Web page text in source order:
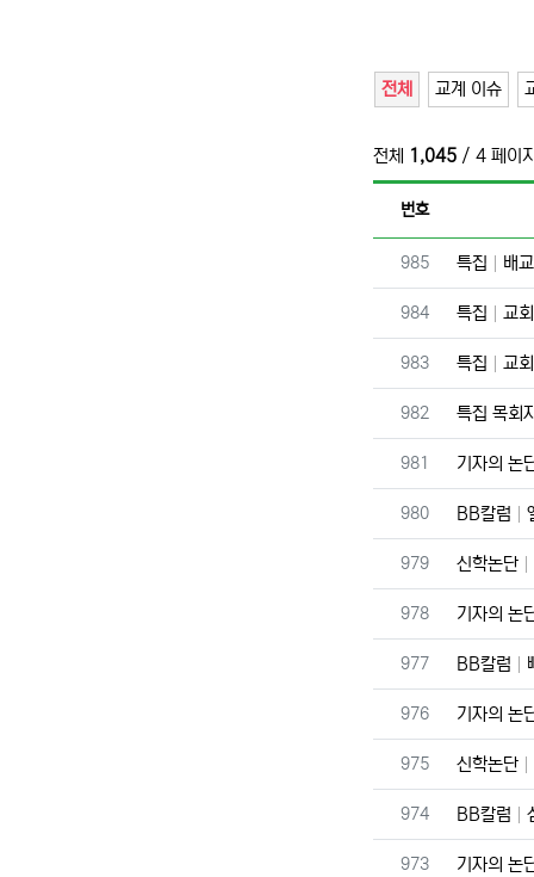
전체 교계 이슈
전체 1,045 / 4 페이
번호
번호
985 특집 배
번호
984 특집 교
번호
983 특집 교
번호
982 특집 목회
번호
981 기자의 논
번호
980 BB칼럼
번호
979 신학논단
번호
978 기자의 논
번호
977 BB칼럼
번호
976 기자의 논
번호
975 신학논단
번호
974 BB칼럼
번호
973 기자의 논